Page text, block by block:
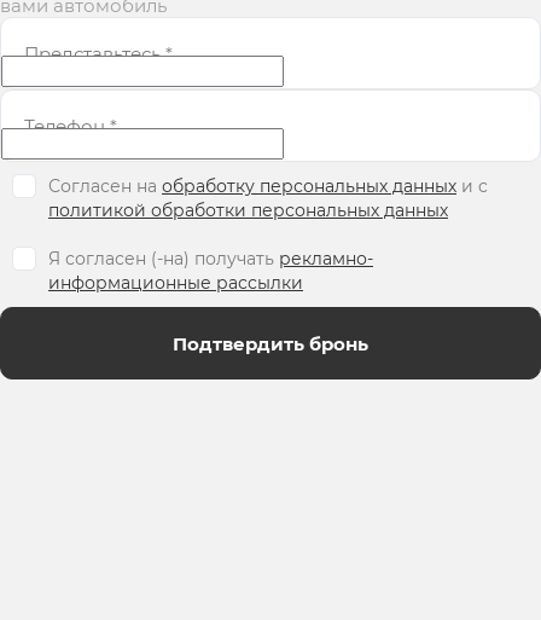
вами автомобиль
Представьтесь*
Телефон*
Согласен на обработку персональных данных и c
политикой обработки персональных данных
Я согласен (-на) получать рекламно-
информационные рассылки
Подтвердить бронь